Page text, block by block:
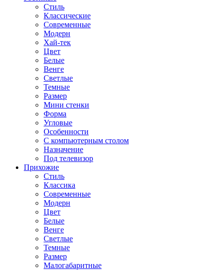
Стиль
Классические
Современные
Модерн
Хай-тек
Цвет
Белые
Венге
Светлые
Темные
Размер
Мини стенки
Форма
Угловые
Особенности
С компьютерным столом
Назначение
Под телевизор
Прихожие
Стиль
Классика
Современные
Модерн
Цвет
Белые
Венге
Светлые
Темные
Размер
Малогабаритные